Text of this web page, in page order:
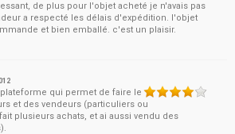
de plus pour l'objet acheté je n'avais pas
a respecté les délais d'expédition. l'objet
et bien emballé. c'est un plaisir.
qui permet de faire le
et des vendeurs (particuliers ou
plusieurs achats, et ai aussi vendu des